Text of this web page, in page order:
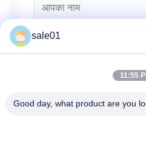
sale01
11:55
Good day, what product are you